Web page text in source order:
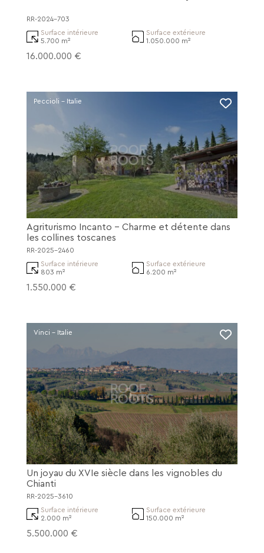
RR-2024-703
Surface intérieure
5.700 m²
Surface extérieure
1.050.000 m²
16.000.000 €
Peccioli - Italie
Agriturismo Incanto - Charme et détente dans
les collines toscanes
RR-2025-2460
Surface intérieure
803 m²
Surface extérieure
6.200 m²
1.550.000 €
Vinci - Italie
Un joyau du XVIe siècle dans les vignobles du
Chianti
RR-2025-3610
Surface intérieure
2.000 m²
Surface extérieure
150.000 m²
5.500.000 €